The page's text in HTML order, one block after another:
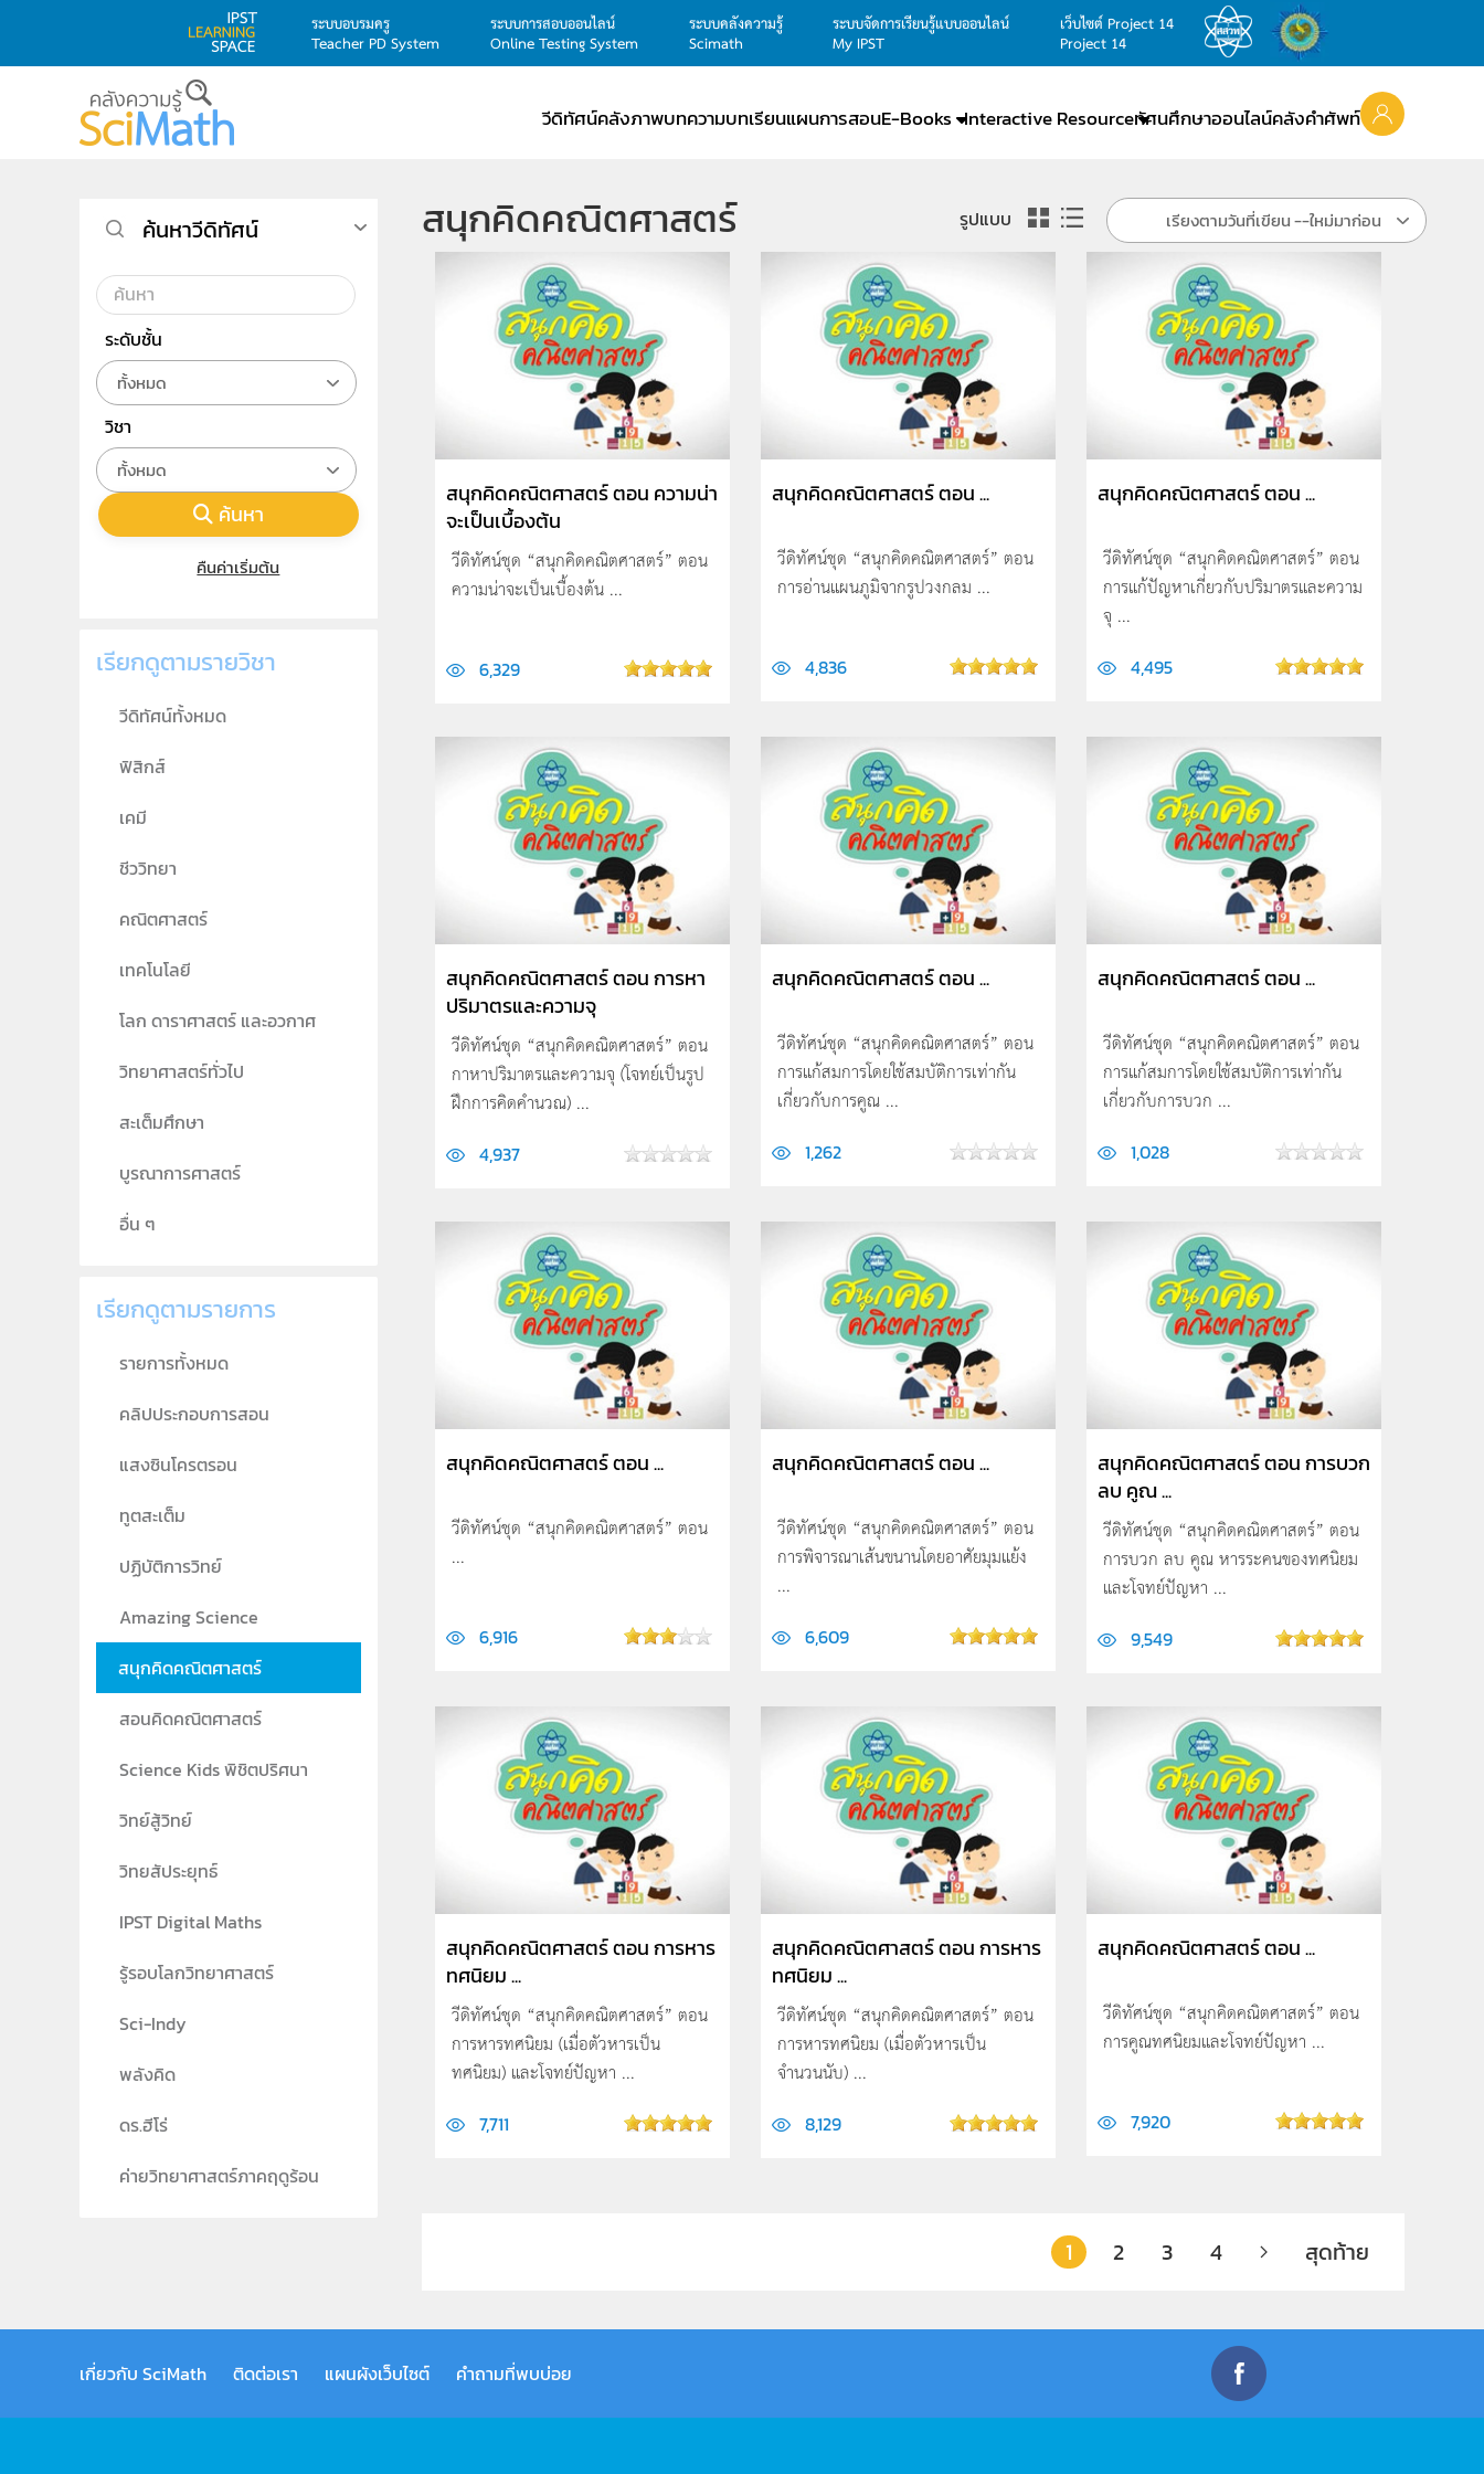
ระบบอบรมครู
Teacher PD System
ระบบการสอบออนไลน์
Online Testing System
ระบบคลังความรู้
Scimath
ระบบจัดการเรียนรู้แบบออนไลน์
My IPST
เว็บไซต์ Project 14
Project 14
วีดิทัศน์คลังภาพบทความบทเรียนแผนการสอนE-Books Interactive Resourceทัศนศึกษาออนไลน์คลังคำศัพท์
สนุกคิดคณิตศาสตร์ รูปแบบ เรียงตามวันที่เขียน --ใหม่มาก่อน
สนุกคิดคณิตศาสตร์ ตอน ความน่า
จะเป็นเบื้องต้น
วีดิทัศน์ชุด “สนุกคิดคณิตศาสตร์” ตอน
ความน่าจะเป็นเบื้องต้น ...
6,329
สนุกคิดคณิตศาสตร์ ตอน ...
วีดิทัศน์ชุด “สนุกคิดคณิตศาสตร์” ตอน
การอ่านแผนภูมิจากรูปวงกลม ...
4,836
สนุกคิดคณิตศาสตร์ ตอน ...
วีดิทัศน์ชุด “สนุกคิดคณิตศาสตร์” ตอน
การแก้ปัญหาเกี่ยวกับปริมาตรและความ
จุ ...
4,495
สนุกคิดคณิตศาสตร์ ตอน การหา
ปริมาตรและความจุ
วีดิทัศน์ชุด “สนุกคิดคณิตศาสตร์” ตอน
กาหาปริมาตรและความจุ (โจทย์เป็นรูป
ฝึกการคิดคำนวณ) ...
4,937
สนุกคิดคณิตศาสตร์ ตอน ...
วีดิทัศน์ชุด “สนุกคิดคณิตศาสตร์” ตอน
การแก้สมการโดยใช้สมบัติการเท่ากัน
เกี่ยวกับการคูณ ...
1,262
สนุกคิดคณิตศาสตร์ ตอน ...
วีดิทัศน์ชุด “สนุกคิดคณิตศาสตร์” ตอน
การแก้สมการโดยใช้สมบัติการเท่ากัน
เกี่ยวกับการบวก ...
1,028
สนุกคิดคณิตศาสตร์ ตอน ...
วีดิทัศน์ชุด “สนุกคิดคณิตศาสตร์” ตอน
...
6,916
สนุกคิดคณิตศาสตร์ ตอน ...
วีดิทัศน์ชุด “สนุกคิดคณิตศาสตร์” ตอน
การพิจารณาเส้นขนานโดยอาศัยมุมแย้ง
...
6,609
สนุกคิดคณิตศาสตร์ ตอน การบวก
ลบ คูณ ...
วีดิทัศน์ชุด “สนุกคิดคณิตศาสตร์” ตอน
การบวก ลบ คูณ หารระคนของทศนิยม
และโจทย์ปัญหา ...
9,549
สนุกคิดคณิตศาสตร์ ตอน การหาร
ทศนิยม ...
วีดิทัศน์ชุด “สนุกคิดคณิตศาสตร์” ตอน
การหารทศนิยม (เมื่อตัวหารเป็น
ทศนิยม) และโจทย์ปัญหา ...
7,711
สนุกคิดคณิตศาสตร์ ตอน การหาร
ทศนิยม ...
วีดิทัศน์ชุด “สนุกคิดคณิตศาสตร์” ตอน
การหารทศนิยม (เมื่อตัวหารเป็น
จำนวนนับ) ...
8,129
สนุกคิดคณิตศาสตร์ ตอน ...
วีดิทัศน์ชุด “สนุกคิดคณิตศาสตร์” ตอน
การคูณทศนิยมและโจทย์ปัญหา ...
7,920
1 2 3 4 สุดท้าย
ค้นหาวีดิทัศน์
ระดับชั้น
ทั้งหมด
วิชา
ทั้งหมด
ค้นหา
คืนค่าเริ่มต้น
เรียกดูตามรายวิชา
วีดิทัศน์ทั้งหมด
ฟิสิกส์
เคมี
ชีววิทยา
คณิตศาสตร์
เทคโนโลยี
โลก ดาราศาสตร์ และอวกาศ
วิทยาศาสตร์ทั่วไป
สะเต็มศึกษา
บูรณาการศาสตร์
อื่น ๆ
เรียกดูตามรายการ
รายการทั้งหมด
คลิปประกอบการสอน
แสงซินโครตรอน
ทูตสะเต็ม
ปฏิบัติการวิทย์
Amazing Science
สนุกคิดคณิตศาสตร์
สอนคิดคณิตศาสตร์
Science Kids พิชิตปริศนา
วิทย์สู้วิทย์
วิทยสัประยุทธ์
IPST Digital Maths
รู้รอบโลกวิทยาศาสตร์
Sci-Indy
พลังคิด
ดร.ฮีโร่
ค่ายวิทยาศาสตร์ภาคฤดูร้อน
เกี่ยวกับ SciMath ติดต่อเรา แผนผังเว็บไซต์ คำถามที่พบบ่อย